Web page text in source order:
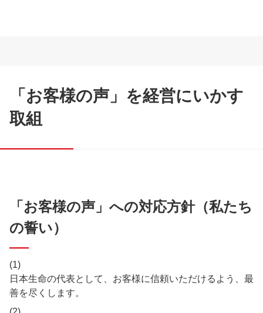
「お客様の声」を経営にいかす
取組
「お客様の声」への対応方針（私たち
の誓い）
(1)
日本生命の代表として、お客様に信頼いただけるよう、最
善を尽くします。